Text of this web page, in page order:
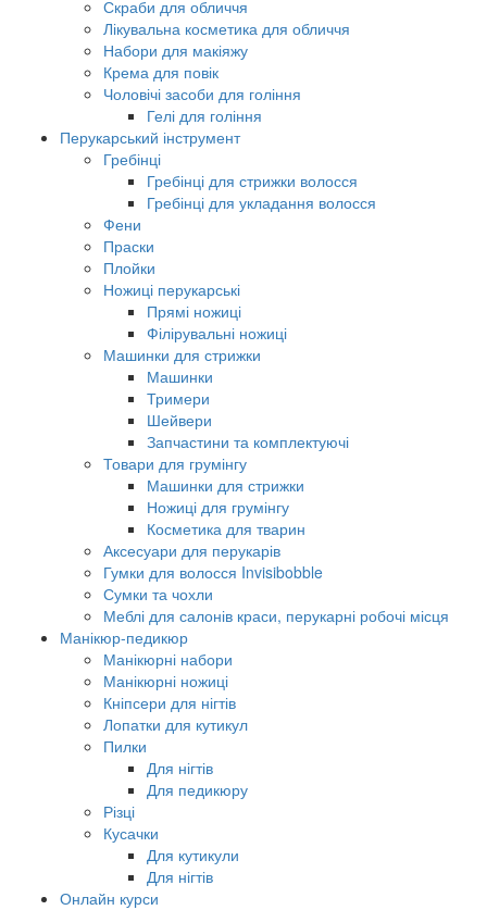
Скраби для обличчя
Лікувальна косметика для обличчя
Набори для макіяжу
Крема для повік
Чоловічі засоби для гоління
Гелі для гоління
Перукарський інструмент
Гребінці
Гребінці для стрижки волосся
Гребінці для укладання волосся
Фени
Праски
Плойки
Ножиці перукарські
Прямі ножиці
Філірувальні ножиці
Машинки для стрижки
Машинки
Тримери
Шейвери
Запчастини та комплектуючі
Товари для грумінгу
Машинки для стрижки
Ножиці для грумінгу
Косметика для тварин
Аксесуари для перукарів
Гумки для волосся Invisibobble
Сумки та чохли
Меблі для салонів краси, перукарні робочі місця
Манікюр-педикюр
Манікюрні набори
Манікюрні ножиці
Кніпсери для нігтів
Лопатки для кутикул
Пилки
Для нігтів
Для педикюру
Різці
Кусачки
Для кутикули
Для нігтів
Онлайн курси